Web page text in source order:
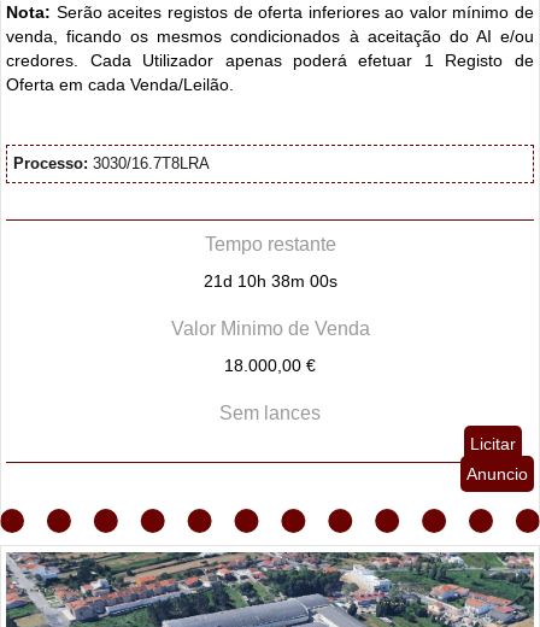
Nota: Serão aceites registos de oferta inferiores ao valor mínimo de
venda, ficando os mesmos condicionados à aceitação do AI e/ou
credores. Cada Utilizador apenas poderá efetuar 1 Registo de
Oferta em cada Venda/Leilão.
Processo: 3030/16.7T8LRA
Tempo restante
21d 10h 38m 00s
Valor Minimo de Venda
18.000,00 €
Sem lances
Licitar
Anuncio